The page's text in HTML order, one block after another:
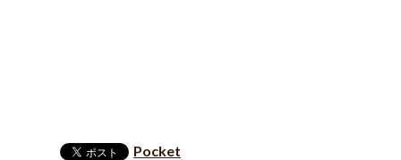
Pocket